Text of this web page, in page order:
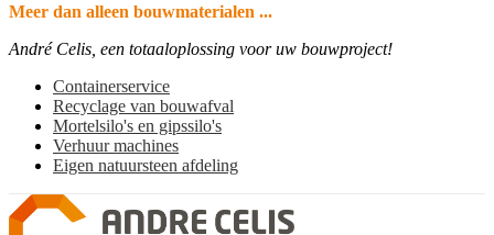
Meer dan alleen bouwmaterialen ...
André Celis, een totaaloplossing voor uw bouwproject!
Containerservice
Recyclage van bouwafval
Mortelsilo's en gipssilo's
Verhuur machines
Eigen natuursteen afdeling